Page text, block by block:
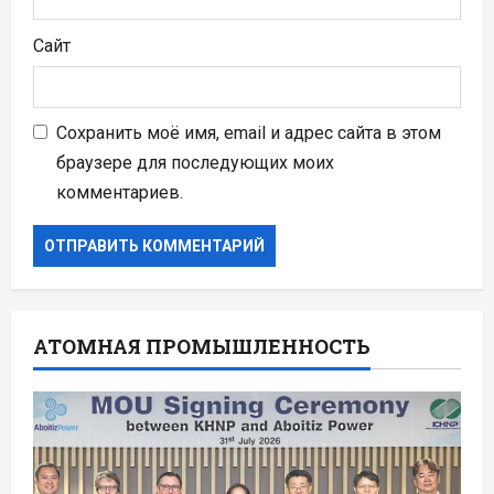
Сайт
Сохранить моё имя, email и адрес сайта в этом
браузере для последующих моих
комментариев.
АТОМНАЯ ПРОМЫШЛЕННОСТЬ